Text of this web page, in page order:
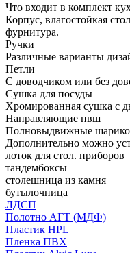
Что входит в комплект
Корпус, влагостойкая
фурнитура.
Ручки
Различные варианты
Петли
С доводчиком или без
Сушка для посуды
Хромированная сушка с
Направляющие пвш
Полновыдвижные
Дополнительно можно
лоток для стол. приборов
тандембоксы
столешница из камня
бутылочница
ЛДСП
Полотно АГТ (МДФ)
Пластик HPL
Пленка ПВХ